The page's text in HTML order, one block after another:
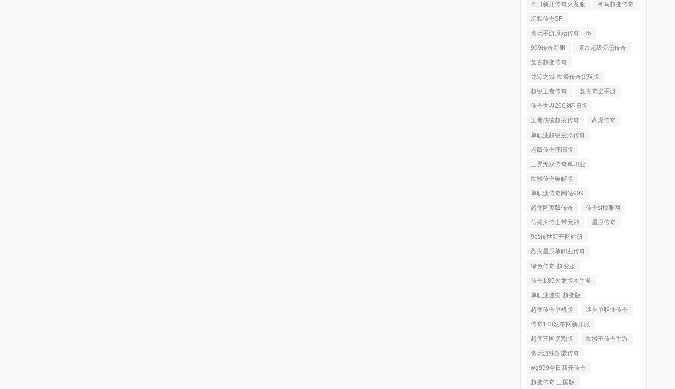
今日新开传奇火龙服 神马超变传奇
沉默传奇SF
贪玩手游原始传奇1.85
999传奇新服 复古超级变态传奇
复古超变传奇
龙迹之城·骷髅传奇贪玩版
超级王者传奇 复古奇迹手游
传奇世界2003怀旧版
王者战绩超变传奇 高爆传奇
单职业超级变态传奇
老版传奇怀旧版
三界无双传奇单职业
骷髅传奇破解版
单职业传奇网站999
超变网页版传奇 传奇sf找服网
仿盛大传世带元神 星辰传奇
9cs传世新开网站服
烈火星辰单职业传奇
绿色传奇·超变版
传奇1.85火龙版本手游
单职业迷失:超变版
超变传奇单机版 迷失单职业传奇
传奇123发布网新开服
超变三国切割版 骷髅王传奇手游
贪玩游戏骷髅传奇
wg999今日新开传奇
超变传奇:三国版